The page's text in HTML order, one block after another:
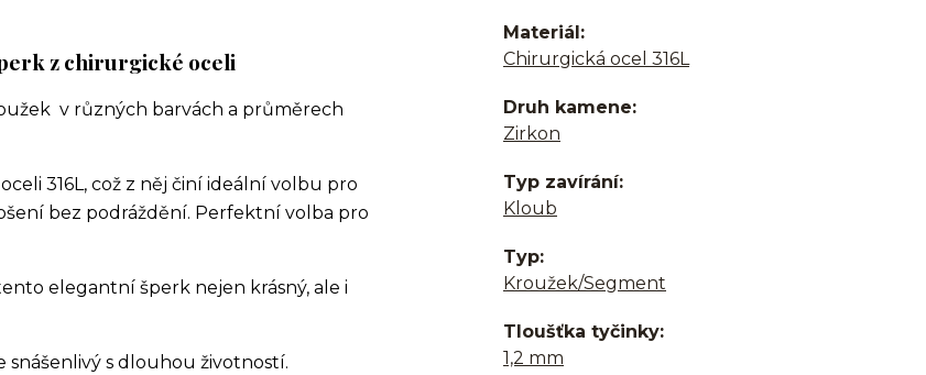
z chirurgické oceli
v různých barvách a průměrech
316L, což z něj činí ideální volbu pro
bez podráždění. Perfektní volba pro
elegantní šperk nejen krásný, ale i
s dlouhou životností.
Materiál
Chirurgická ocel 316L
Druh kamene
Zirkon
Typ zavírání
Kloub
Typ
Kroužek/Segment
Tloušťka tyčinky
1,2 mm